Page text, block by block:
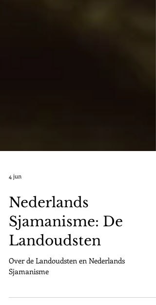
4 jun
Nederlands
Sjamanisme: De
Landoudsten
Over de Landoudsten en Nederlands